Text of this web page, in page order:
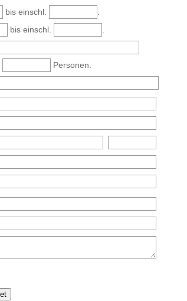
bis einschl.
bis einschl.
Personen.